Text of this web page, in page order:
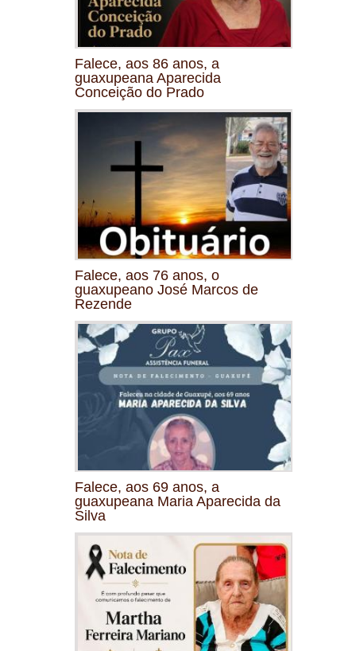
Falece, aos 86 anos, a
guaxupeana Aparecida
Conceição do Prado
Falece, aos 76 anos, o
guaxupeano José Marcos de
Rezende
Falece, aos 69 anos, a
guaxupeana Maria Aparecida da
Silva